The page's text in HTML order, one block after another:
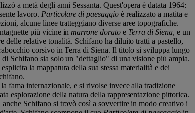
a metà degli anni Sessanta. Quest'opera è datata 1964:
lavoro. Particolare di paesaggio è realizzato a matita e
alcune linee tratteggiano diverse aree topografiche.
più vicine in marrone dorato e Terra di Siena, e un
delle relative tonalità. Schifano ha diluito tratti a pastello,
corsivo in Terra di Siena. Il titolo si sviluppa lungo
Schifano sia solo un "dettaglio" di una visione più ampia.
la mappatura della sua stessa materialità e dei
fama internazionale, e si rivolse invece alla tradizione
esplorazione della natura della rappresentazione pittorica.
Schifano si trovò così a sovvertire in modo creativo i